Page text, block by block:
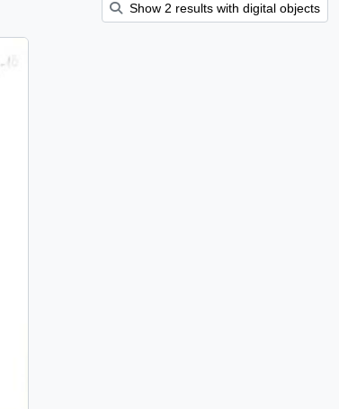
Show 2 results with digital objects